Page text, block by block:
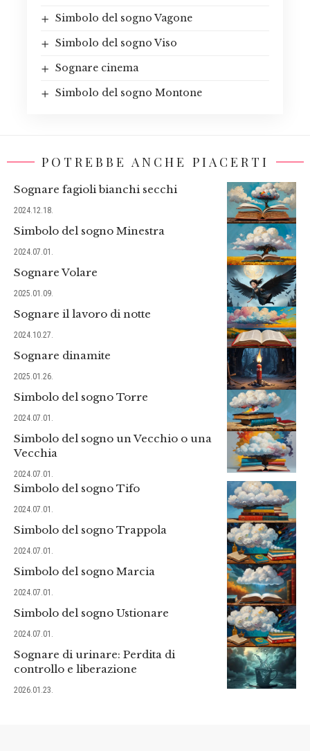
Simbolo del sogno Vagone
Simbolo del sogno Viso
Sognare cinema
Simbolo del sogno Montone
POTREBBE ANCHE PIACERTI
Sognare fagioli bianchi secchi
2024.12.18.
Simbolo del sogno Minestra
2024.07.01.
Sognare Volare
2025.01.09.
Sognare il lavoro di notte
2024.10.27.
Sognare dinamite
2025.01.26.
Simbolo del sogno Torre
2024.07.01.
Simbolo del sogno un Vecchio o una
Vecchia
2024.07.01.
Simbolo del sogno Tifo
2024.07.01.
Simbolo del sogno Trappola
2024.07.01.
Simbolo del sogno Marcia
2024.07.01.
Simbolo del sogno Ustionare
2024.07.01.
Sognare di urinare: Perdita di
controllo e liberazione
2026.01.23.